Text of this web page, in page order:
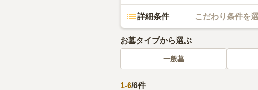
詳細条件 こだわり条件を
お墓タイプから選ぶ
一般墓
1-6/6件